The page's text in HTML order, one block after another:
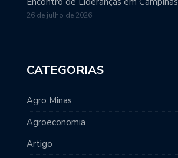
26 de julho de 2026
CATEGORIAS
Agro Minas
Agroeconomia
Artigo